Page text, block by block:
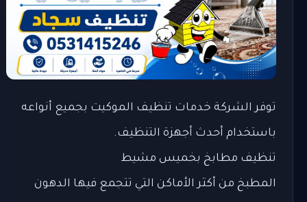
توفر الشركة خدمات تنظيف الموكيت بجميع أنواعه
باستخدام أحدث أجهزة التنظيف.
تنظيف مطابخ بخميس مشيط
المطبخ من أكثر الأماكن التي تتجمع فيها الدهون